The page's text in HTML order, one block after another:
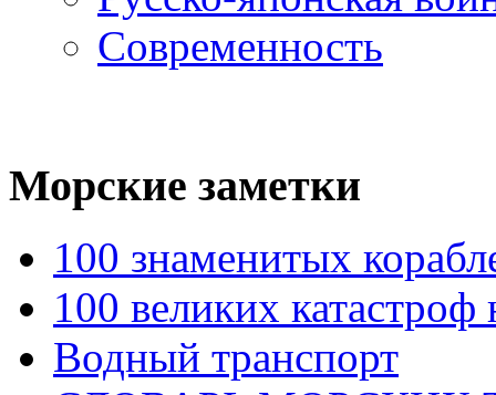
Современность
Морские заметки
100 знаменитых
100 великих катастроф
Водный транспорт